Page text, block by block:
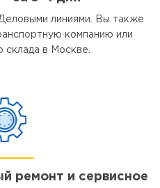
линиями. Вы также
компанию или
склада в Москве.
ремонт и сервисное